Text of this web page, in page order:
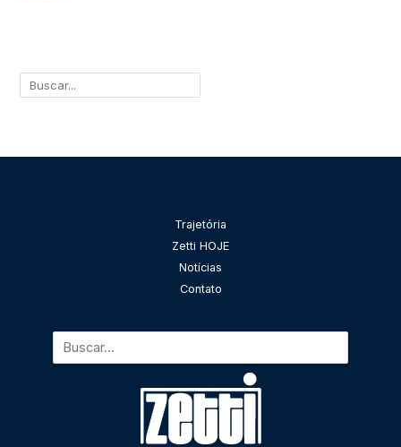
Trajetória
Zetti HOJE
Notícias
Contato
Pesquisar